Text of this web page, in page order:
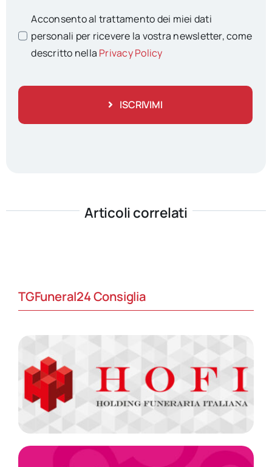
Acconsento al trattamento dei miei dati
personali per ricevere la vostra newsletter, come
descritto nella Privacy Policy
ISCRIVIMI
Articoli correlati
TGFuneral24 Consiglia